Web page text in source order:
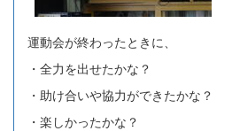
運動会が終わったときに、
・全力を出せたかな？
・助け合いや協力ができたかな？
・楽しかったかな？